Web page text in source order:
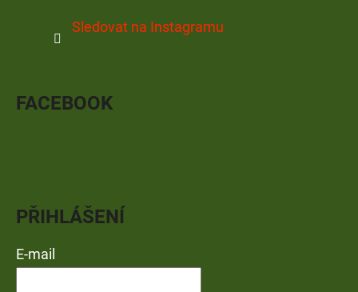
Sledovat na Instagramu
FACEBOOK
PŘIHLÁŠENÍ
E-mail